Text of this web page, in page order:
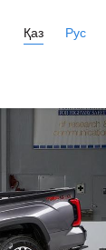
Қаз Рус